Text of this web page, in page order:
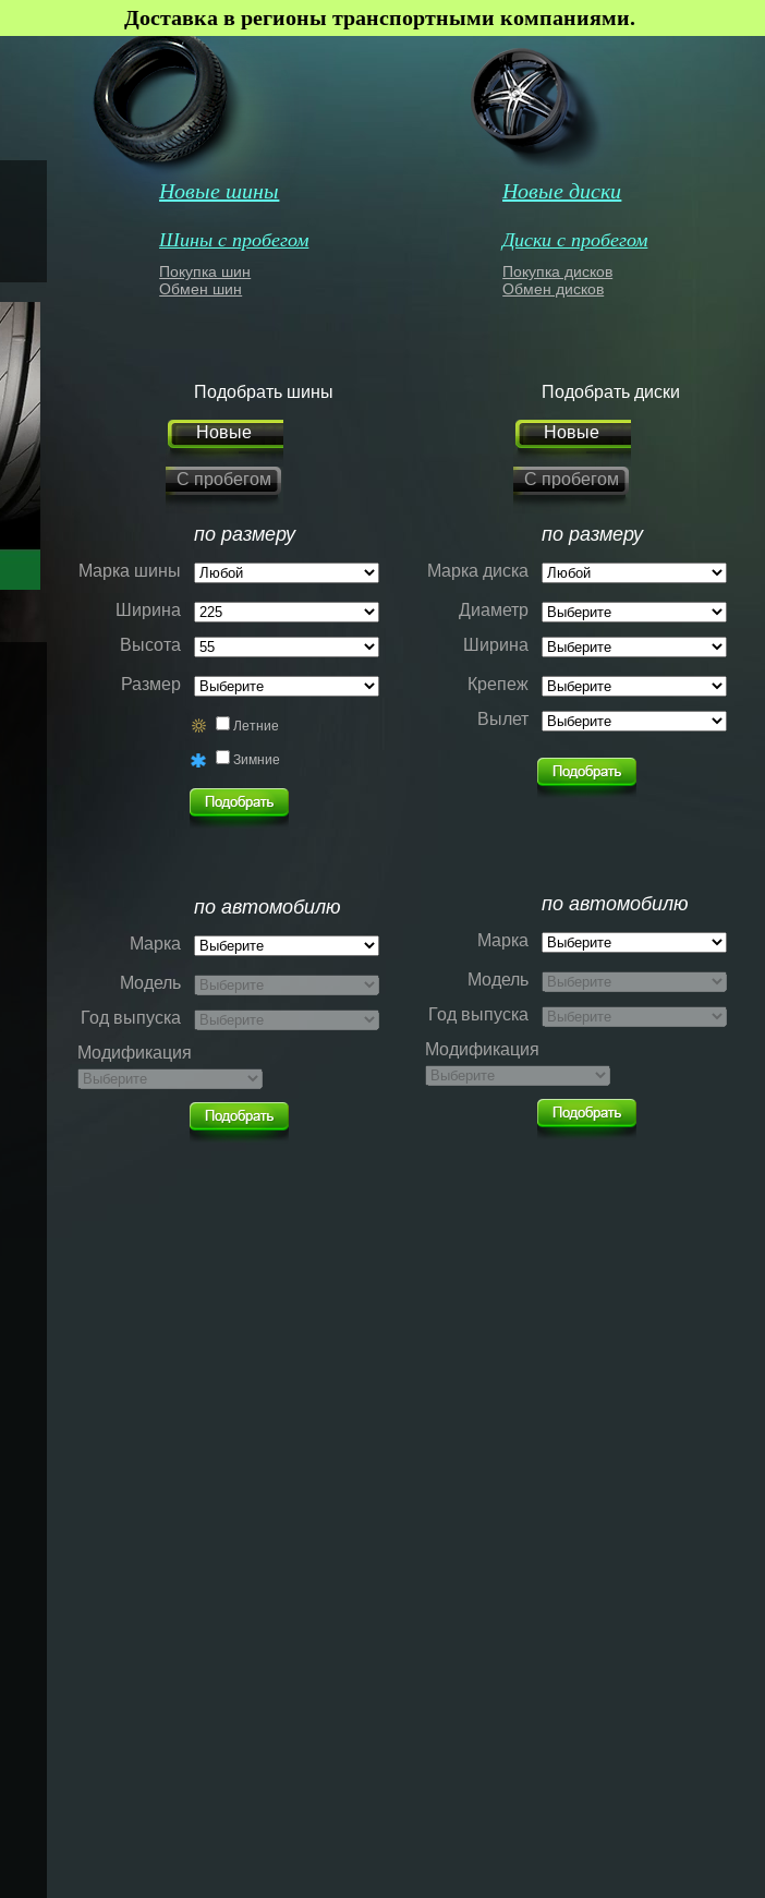
Доставка в регионы транспортными компаниями.
Новые шины
Шины с пробегом
Покупка шин
Обмен шин
Новые диски
Диски с пробегом
Покупка дисков
Обмен дисков
Подобрать шины
Новые
С пробегом
по размеру
Марка шины
Ширина
Высота
Размер
Летние
Зимние
по автомобилю
Марка
Модель
Год выпуска
Модификация
Подобрать диски
Новые
С пробегом
по размеру
Марка диска
Диаметр
Ширина
Крепеж
Вылет
по автомобилю
Марка
Модель
Год выпуска
Модификация